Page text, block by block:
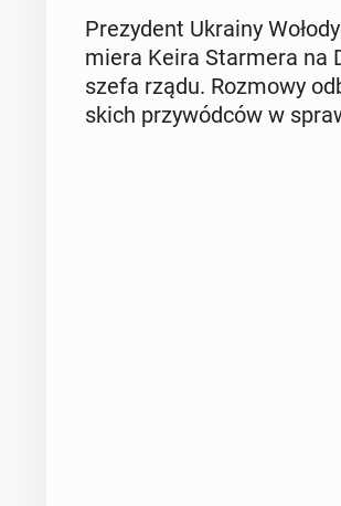
Pre­zy­dent Ukrainy
mie­ra Keira Star­me­ra na
szefa rządu. Rozmowy
skich przy­wód­ców w